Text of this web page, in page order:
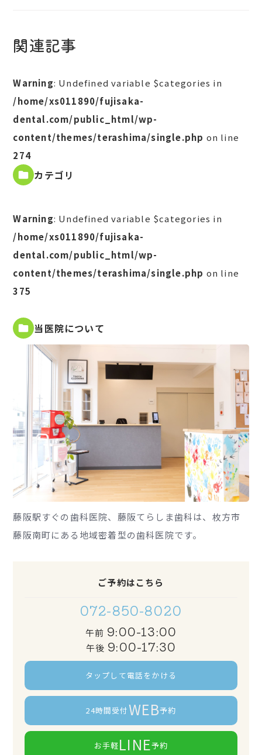
関連記事
Warning: Undefined variable $categories in
/home/xs011890/fujisaka-
dental.com/public_html/wp-
content/themes/terashima/single.php on line
274
カテゴリ
Warning: Undefined variable $categories in
/home/xs011890/fujisaka-
dental.com/public_html/wp-
content/themes/terashima/single.php on line
375
当医院について
藤阪駅すぐの歯科医院、藤阪てらしま歯科は、枚方市
藤阪南町にある地域密着型の歯科医院です。
ご予約はこちら
072-850-8020
午前 9:00-13:00
午後 9:00-17:30
タップして電話をかける
24時間受付WEB予約
お手軽LINE予約